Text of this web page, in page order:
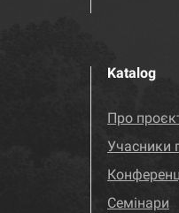
Katalog
Про
Учасники
Семінари